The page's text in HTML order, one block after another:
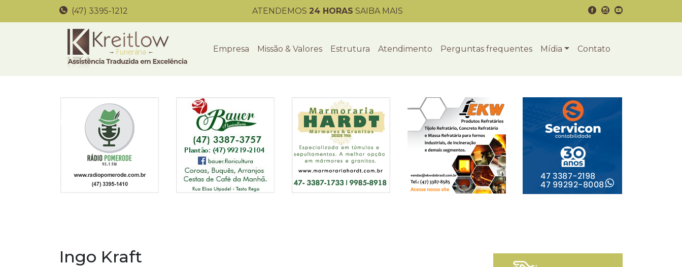
(47) 3395-1212 ATENDEMOS 24 HORAS SAIBA MAIS
Empresa Missão & Valores Estrutura Atendimento Perguntas frequentes Mídia Contato
Ingo Kraft